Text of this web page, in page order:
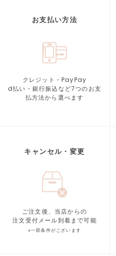
お支払い方法
クレジット・PayPay
d払い・銀行振込など7つのお支
払方法から選べます
キャンセル・変更
ご注文後、当店からの
注文受付メール到着まで可能
※一部条件がございます